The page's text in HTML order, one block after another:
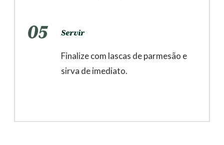
05 Servir
Finalize com lascas de parmesão e
sirva de imediato.